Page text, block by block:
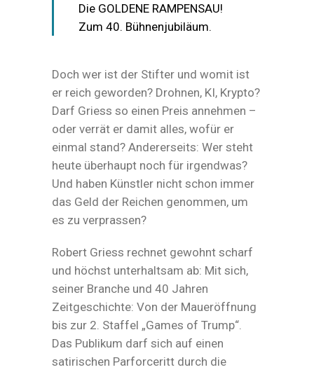
Die GOLDENE RAMPENSAU!
Zum 40. Bühnenjubiläum.
Doch wer ist der Stifter und womit ist
er reich geworden? Drohnen, KI, Krypto?
Darf Griess so einen Preis annehmen –
oder verrät er damit alles, wofür er
einmal stand? Andererseits: Wer steht
heute überhaupt noch für irgendwas?
Und haben Künstler nicht schon immer
das Geld der Reichen genommen, um
es zu verprassen?
Robert Griess rechnet gewohnt scharf
und höchst unterhaltsam ab: Mit sich,
seiner Branche und 40 Jahren
Zeitgeschichte: Von der Maueröffnung
bis zur 2. Staffel „Games of Trump“.
Das Publikum darf sich auf einen
satirischen Parforceritt durch die